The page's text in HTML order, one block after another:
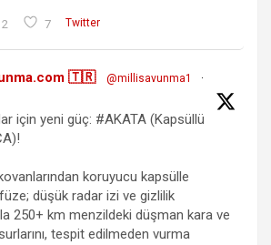
2 7 Twitter
🇹🇷 @millisavunma1
·
için yeni güç: #AKATA (Kapsüllü
koruyucu kapsülle
füze; düşük radar izi ve gizlilik
250+ km menzildeki düşman kara ve
tespit edilmeden vurma